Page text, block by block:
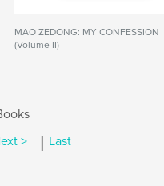
MAO ZEDONG: MY CONFESSION
(Volume II)
> | Last